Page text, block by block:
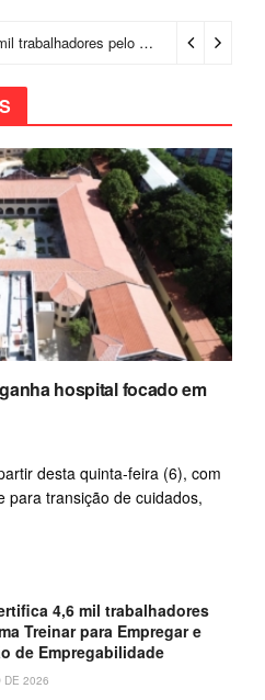
Prefeitura certifica 4,6 mil trabalhadores pelo programa Treinar para Empregar e realiza Feirão de Empregabilidade
hospital focado em
desta quinta-feira (6), com
para transição de cuidados,
4,6 mil trabalhadores
Treinar para Empregar e
de Empregabilidade
DE 2026